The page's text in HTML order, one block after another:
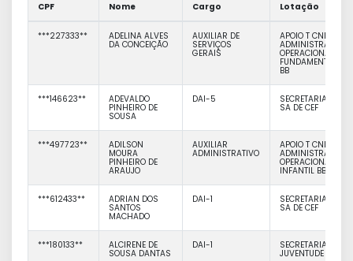
CPF Nome Cargo Lotação
***227333** ADELINA ALVES
DA CONCEIÇÃO
AUXILIAR DE
SERVIÇOS
GERAIS
APOIO T CNICO
ADMINISTRATIVO
OPERACIONAL
FUNDAMENTAL
BB
***146623** ADEVALDO
PINHEIRO DE
SOUSA
DAI-5 SECRETARIA DE
SA DE CEF
***497723** ADILSON
MOURA
PINHEIRO DE
ARAUJO
AUXILIAR
ADMINISTRATIVO
APOIO T CNICO
ADMINISTRATIVO
OPERACIONAL
INFANTIL BB
***612433** ADRIAN DOS
SANTOS
MACHADO
DAI-1 SECRETARIA DE
SA DE CEF
***180133** ALCIRENE DE
SOUSA DANTAS
DAI-1 SECRETARIA DA
JUVENTUDE CEF